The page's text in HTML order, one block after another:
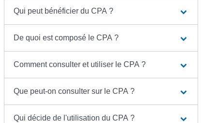
Qui peut bénéficier du CPA ?
De quoi est composé le CPA ?
Comment consulter et utiliser le CPA ?
Que peut-on consulter sur le CPA ?
Qui décide de l'utilisation du CPA ?